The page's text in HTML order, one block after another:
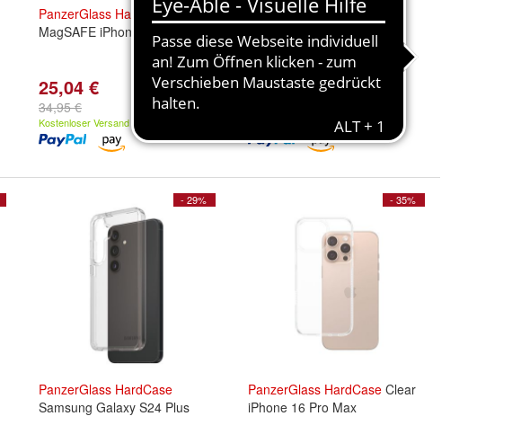
PanzerGlass HardCaseWhite
MagSAFE iPhone 16
25,04 €
34,95 €
Kostenloser Versand
PanzerGlass HardCase
Samsung Galaxy S24 Ultra
24,10 €
Kostenloser Versand
- 29%
PanzerGlass HardCase
Samsung Galaxy S24 Plus
- 35%
PanzerGlass HardCase Clear
iPhone 16 Pro Max